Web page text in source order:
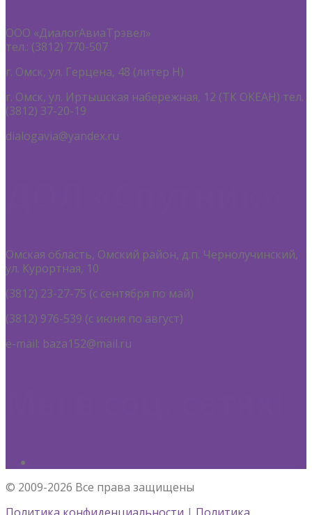
ООО «ДиалогАвиаТрэвел»
тел.: (3812) 770-507
г. Омск, ул. Герцена, 48 (литер Н)
г. Омск, ул. Иртышская набережная, 12 (ТК ОКЕАН) тел.
(3812) 37-20-19
dialogavia@yandex.ru
Омская область, Омский район, д.п. Чернолучинский,
ул. Курортная, 10
(3812) 23-27-75 (с сентября по май)
(3812) 976-539 (с июня по август)
e-mail: baza152@mail.ru
© 2009-2026 Все права защищены